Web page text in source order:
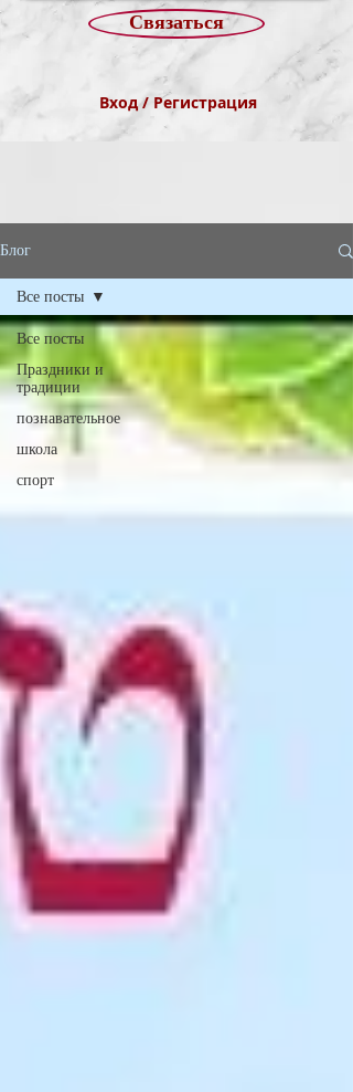
Связаться
Вход / Регистрация
Блог
Все посты
Праздники и
традиции
познавательное
школа
спорт
Все посты